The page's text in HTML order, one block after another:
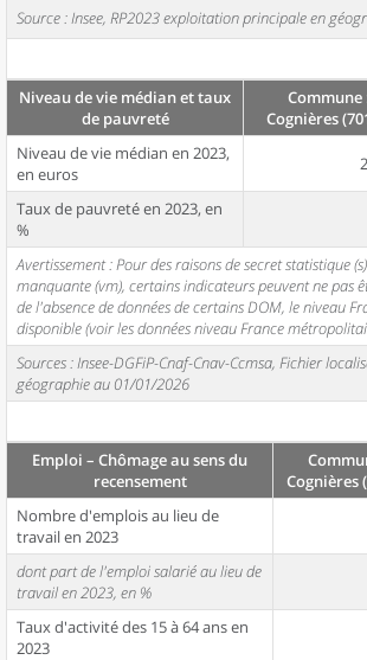
Source : Insee, RP2023 exploitation principale en
Niveau de vie médian et taux
de pauvreté
Commune
Cognières
Niveau de vie médian en 2023,
en euros
Taux de pauvreté en 2023, en
%
Avertissement : Pour des raisons de secret statistique
manquante (vm), certains indicateurs peuvent ne pas
de l'absence de données de certains DOM, le niveau
disponible (voir les données niveau France
Sources : Insee-DGFiP-Cnaf-Cnav-Ccmsa, Fichier
géographie au 01/01/2026
Emploi – Chômage au sens du
recensement
Cognières
Nombre d'emplois au lieu de
travail en 2023
dont part de l'emploi salarié au lieu de
travail en 2023, en %
Taux d'activité des 15 à 64 ans en
2023